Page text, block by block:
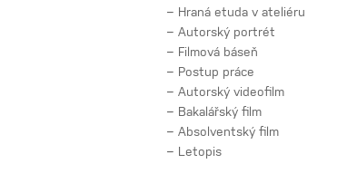
Hraná etuda v ateliéru
Autorský portrét
Filmová báseň
Postup práce
Autorský videofilm
Bakalářský film
Absolventský film
Letopis